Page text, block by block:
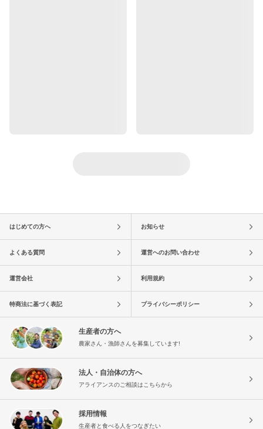
はじめての方へ お知らせ
よくある質問 運営へのお問い合わせ
運営会社 利用規約
特商法に基づく表記 プライバシーポリシー
生産者の方へ
農家さん・漁師さんを募集しています!
法人・自治体の方へ
アライアンスのご相談はこちらから
採用情報
生産者と食べる人をつなぎたい